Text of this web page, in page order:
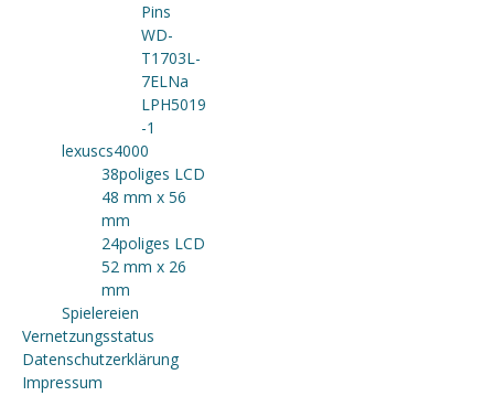
Pins
WD-
T1703L-
7ELNa
LPH5019
-1
lexuscs4000
38poliges LCD
48 mm x 56
mm
24poliges LCD
52 mm x 26
mm
Spielereien
Vernetzungsstatus
Datenschutzerklärung
Impressum